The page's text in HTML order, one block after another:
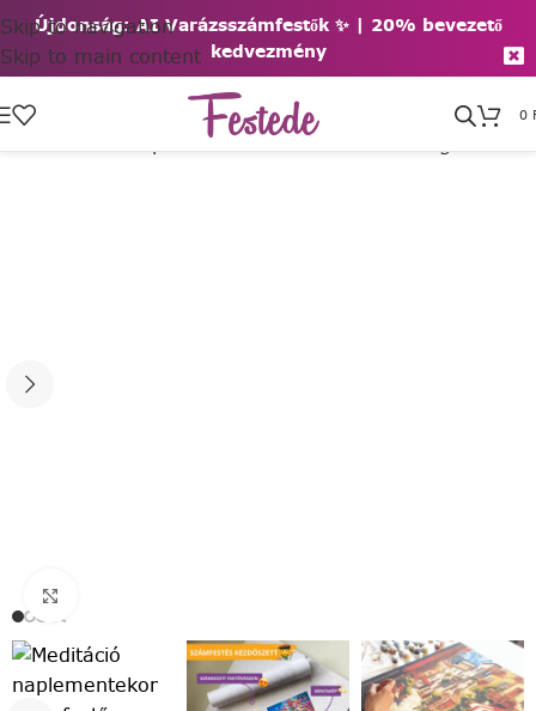
Újdonság: AI Varázsszámfestők ✨ | 20% bevezető
kedvezmény
Skip to navigation
Skip to main content
0